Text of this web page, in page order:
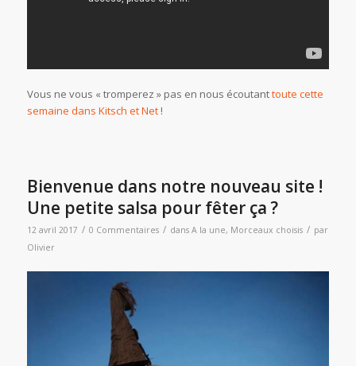
Vous ne vous « tromperez » pas en nous écoutanttoute cette
semaine dans Kitsch et Net!
Bienvenue dans notre nouveau site !
Une petite salsa pour fêter ça ?
12 avril 2017 / 0 Commentaires / dans A la une, Morceaux choisis / par
Olivier